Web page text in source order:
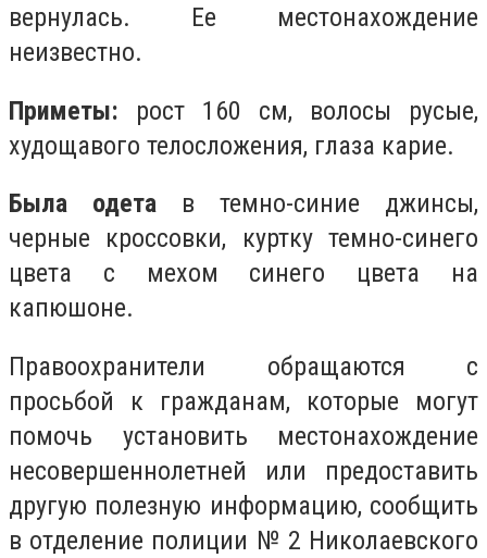
вернулась. Ее местонахождение
неизвестно.
Приметы: рост 160 см, волосы русые,
худощавого телосложения, глаза карие.
Была одета в темно-синие джинсы,
черные кроссовки, куртку темно-синего
цвета с мехом синего цвета на
капюшоне.
Правоохранители обращаются с
просьбой к гражданам, которые могут
помочь установить местонахождение
несовершеннолетней или предоставить
другую полезную информацию, сообщить
в отделение полиции № 2 Николаевского